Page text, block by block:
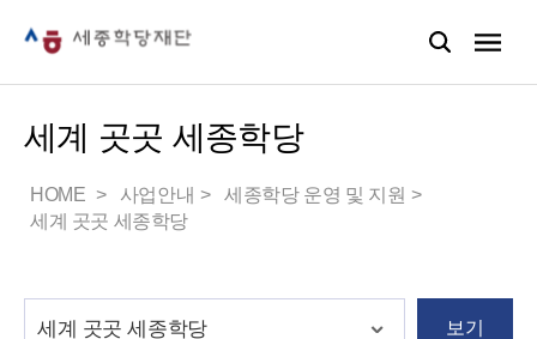
세계 곳곳 세종학당
HOME 사업안내
세종학당 운영 및 지원
세계 곳곳 세종학당
보기